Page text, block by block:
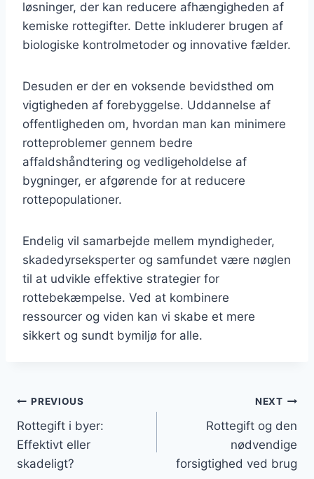
løsninger, der kan reducere afhængigheden af
kemiske rottegifter. Dette inkluderer brugen af
biologiske kontrolmetoder og innovative fælder.
Desuden er der en voksende bevidsthed om
vigtigheden af forebyggelse. Uddannelse af
offentligheden om, hvordan man kan minimere
rotteproblemer gennem bedre
affaldshåndtering og vedligeholdelse af
bygninger, er afgørende for at reducere
rottepopulationer.
Endelig vil samarbejde mellem myndigheder,
skadedyrseksperter og samfundet være nøglen
til at udvikle effektive strategier for
rottebekæmpelse. Ved at kombinere
ressourcer og viden kan vi skabe et mere
sikkert og sundt bymiljø for alle.
Indlægsnavigation
PREVIOUS
Rottegift i byer:
Effektivt eller
skadeligt?
NEXT
Rottegift og den
nødvendige
forsigtighed ved brug